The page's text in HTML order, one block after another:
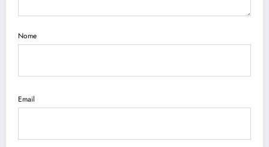
Nome
Email